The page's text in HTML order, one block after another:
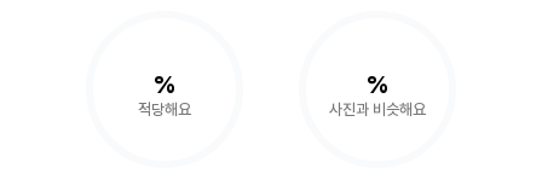
%
적당해요
%
사진과 비슷해요